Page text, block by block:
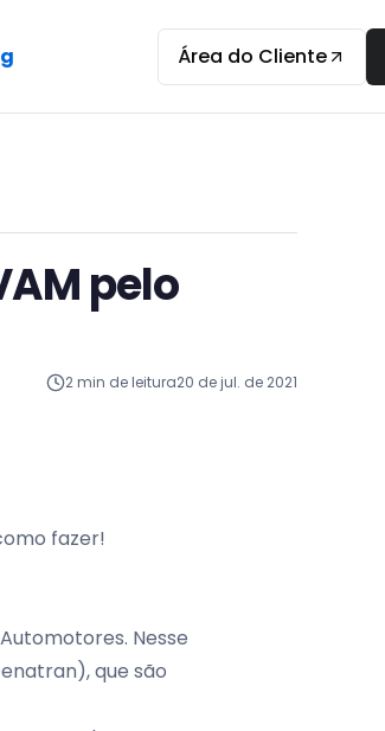
Área do Cliente
pelo
2 min de leitura20 de jul. de 2021
fazer!
Nesse
que são